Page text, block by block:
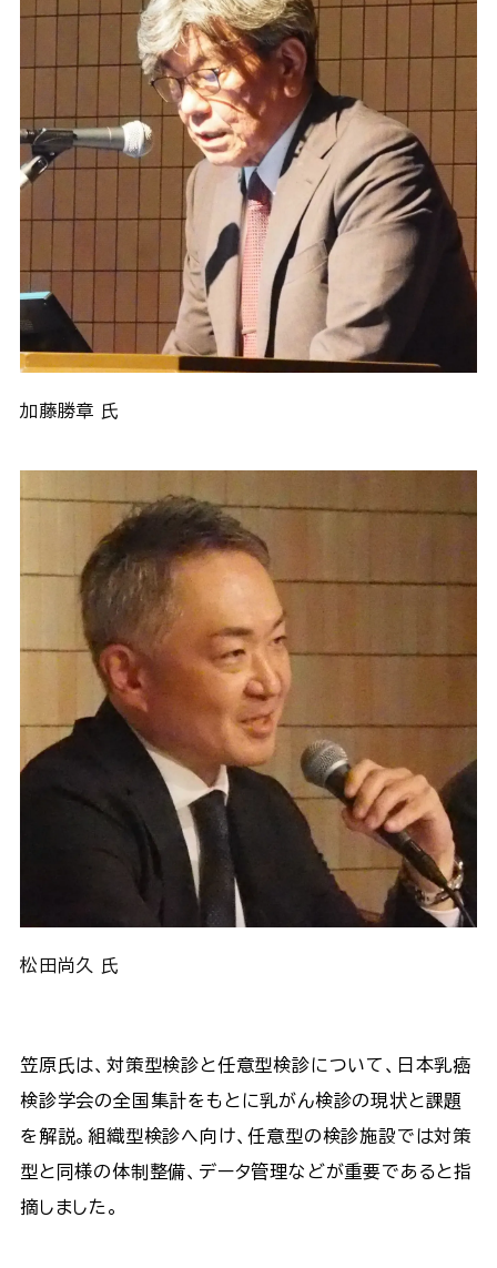
加藤勝章 氏
松田尚久 氏
笠原氏は、対策型検診と任意型検診について、日本乳癌
検診学会の全国集計をもとに乳がん検診の現状と課題
を解説。組織型検診へ向け、任意型の検診施設では対策
型と同様の体制整備、データ管理などが重要であると指
摘しました。